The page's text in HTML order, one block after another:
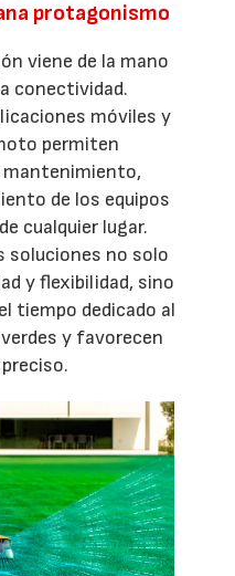
protagonismo
viene de la mano
conectividad.
móviles y
permiten
mantenimiento,
de los equipos
cualquier lugar.
soluciones no solo
y flexibilidad, sino
tiempo dedicado al
y favorecen